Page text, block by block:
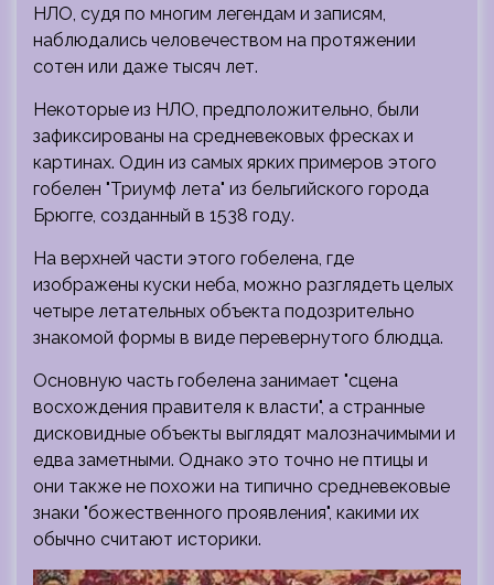
НЛО, судя по многим легендам и записям,
наблюдались человечеством на протяжении
сотен или даже тысяч лет.
Некоторые из НЛО, предположительно, были
зафиксированы на средневековых фресках и
картинах. Один из самых ярких примеров этого
гобелен "Триумф лета" из бельгийского города
Брюгге, созданный в 1538 году.
На верхней части этого гобелена, где
изображены куски неба, можно разглядеть целых
четыре летательных объекта подозрительно
знакомой формы в виде перевернутого блюдца.
Основную часть гобелена занимает "сцена
восхождения правителя к власти", а странные
дисковидные объекты выглядят малозначимыми и
едва заметными. Однако это точно не птицы и
они также не похожи на типично средневековые
знаки "божественного проявления", какими их
обычно считают историки.